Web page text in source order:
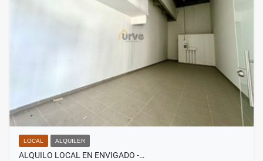
LOCAL ALQUILER
ALQUILO LOCAL EN ENVIGADO -…